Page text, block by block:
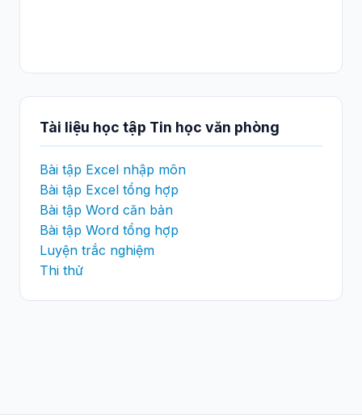
Tài liệu học tập Tin học văn phòng
Bài tập Excel nhập môn
Bài tập Excel tổng hợp
Bài tập Word căn bản
Bài tập Word tổng hợp
Luyện trắc nghiệm
Thi thử